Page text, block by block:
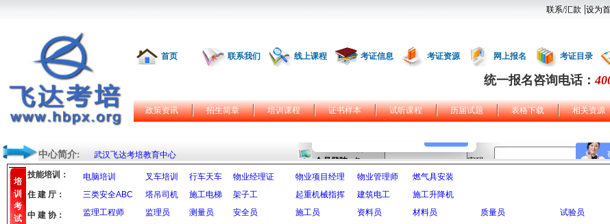
联系/汇款 |设为
首页 联系我们 线上课程 考证信息 考证资源 网上报名 考证目录
统一报名咨询电话：
政策资讯 招生简章 培训课程 证书样本 试听课程 历届试题 表格下载 相关资源
中心简介: 武汉飞达考培教育中心
培
训
考
试
技能培训： 电脑培训 叉车培训 行车天车 物业经理证 物业项目经理 物业管理师 燃气具安装
三类安全ABC
塔吊司机 施工电梯 架子工 起重机械指挥 建筑电工
施工升降机
监理工程师
监理员 测量员 安全员 施工员 资料员 材料员 质量员 试验员
住 建 厅：
中 建 协：